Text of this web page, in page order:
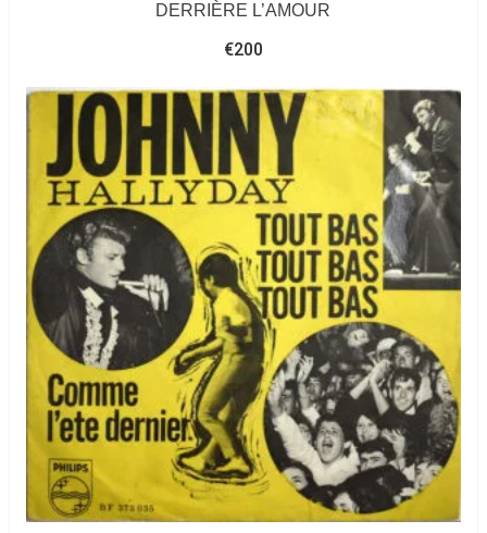
DERRIÈRE L’AMOUR
€200